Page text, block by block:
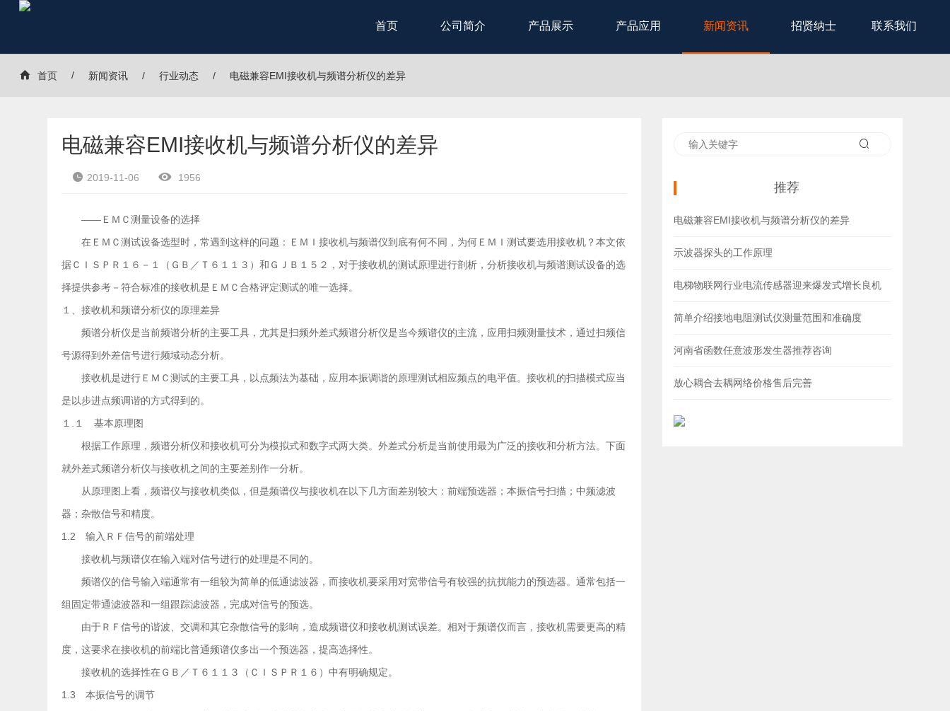
首页 公司简介 产品展示 产品应用 新闻资讯 招贤纳士 联系我们
首页 新闻资讯 行业动态 电磁兼容EMI接收机与频谱分析仪的差异
电磁兼容EMI接收机与频谱分析仪的差异
2019-11-06 1956
——ＥＭＣ测量设备的选择
在ＥＭＣ测试设备选型时，常遇到这样的问题：ＥＭＩ接收机与频谱仪到底有何不同，为何ＥＭＩ测试要选用接收机？本文依
据ＣＩＳＰＲ１６－１（ＧＢ／Ｔ６１１３）和ＧＪＢ１５２，对于接收机的测试原理进行剖析，分析接收机与频谱测试设备的选
择提供参考－符合标准的接收机是ＥＭＣ合格评定测试的唯一选择。
１、接收机和频谱分析仪的原理差异
频谱分析仪是当前频谱分析的主要工具，尤其是扫频外差式频谱分析仪是当今频谱仪的主流，应用扫频测量技术，通过扫频信
号源得到外差信号进行频域动态分析。
接收机是进行ＥＭＣ测试的主要工具，以点频法为基础，应用本振调谐的原理测试相应频点的电平值。接收机的扫描模式应当
是以步进点频调谐的方式得到的。
１.１ 基本原理图
根据工作原理，频谱分析仪和接收机可分为模拟式和数字式两大类。外差式分析是当前使用最为广泛的接收和分析方法。下面
就外差式频谱分析仪与接收机之间的主要差别作一分析。
从原理图上看，频谱仪与接收机类似，但是频谱仪与接收机在以下几方面差别较大：前端预选器；本振信号扫描；中频滤波
器；杂散信号和精度。
1.2 输入ＲＦ信号的前端处理
接收机与频谱仪在输入端对信号进行的处理是不同的。
频谱仪的信号输入端通常有一组较为简单的低通滤波器，而接收机要采用对宽带信号有较强的抗扰能力的预选器。通常包括一
组固定带通滤波器和一组跟踪滤波器，完成对信号的预选。
由于ＲＦ信号的谐波、交调和其它杂散信号的影响，造成频谱仪和接收机测试误差。相对于频谱仪而言，接收机需要更高的精
度，这要求在接收机的前端比普通频谱仪多出一个预选器，提高选择性。
接收机的选择性在ＧＢ／Ｔ６１１３（ＣＩＳＰＲ１６）中有明确规定。
1.3 本振信号的调节
推荐
电磁兼容EMI接收机与频谱分析仪的差异
示波器探头的工作原理
电梯物联网行业电流传感器迎来爆发式增长良机
简单介绍接地电阻测试仪测量范围和准确度
河南省函数任意波形发生器推荐咨询
放心耦合去耦网络价格售后完善